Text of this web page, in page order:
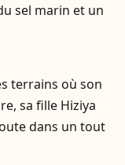
sel marin et un
terrains où son
sa fille Hiziya
dans un tout